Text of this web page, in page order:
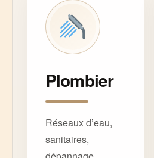
Plombier
Réseaux d’eau,
sanitaires,